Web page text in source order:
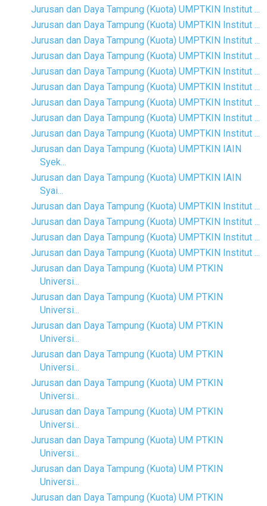
Jurusan dan Daya Tampung (Kuota) UMPTKIN Institut ...
Jurusan dan Daya Tampung (Kuota) UMPTKIN Institut ...
Jurusan dan Daya Tampung (Kuota) UMPTKIN Institut ...
Jurusan dan Daya Tampung (Kuota) UMPTKIN Institut ...
Jurusan dan Daya Tampung (Kuota) UMPTKIN Institut ...
Jurusan dan Daya Tampung (Kuota) UMPTKIN Institut ...
Jurusan dan Daya Tampung (Kuota) UMPTKIN Institut ...
Jurusan dan Daya Tampung (Kuota) UMPTKIN Institut ...
Jurusan dan Daya Tampung (Kuota) UMPTKIN Institut ...
Jurusan dan Daya Tampung (Kuota) UMPTKIN IAIN
Syek...
Jurusan dan Daya Tampung (Kuota) UMPTKIN IAIN
Syai...
Jurusan dan Daya Tampung (Kuota) UMPTKIN Institut ...
Jurusan dan Daya Tampung (Kuota) UMPTKIN Institut ...
Jurusan dan Daya Tampung (Kuota) UMPTKIN Institut ...
Jurusan dan Daya Tampung (Kuota) UMPTKIN Institut ...
Jurusan dan Daya Tampung (Kuota) UM PTKIN
Universi...
Jurusan dan Daya Tampung (Kuota) UM PTKIN
Universi...
Jurusan dan Daya Tampung (Kuota) UM PTKIN
Universi...
Jurusan dan Daya Tampung (Kuota) UM PTKIN
Universi...
Jurusan dan Daya Tampung (Kuota) UM PTKIN
Universi...
Jurusan dan Daya Tampung (Kuota) UM PTKIN
Universi...
Jurusan dan Daya Tampung (Kuota) UM PTKIN
Universi...
Jurusan dan Daya Tampung (Kuota) UM PTKIN
Universi...
Jurusan dan Daya Tampung (Kuota) UM PTKIN